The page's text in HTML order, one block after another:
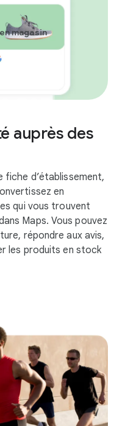
auprès des
fiche d’établissement,
en
qui vous trouvent
Maps. Vous pouvez
répondre aux avis,
les produits en stock
magasin
Chaussures
course grises